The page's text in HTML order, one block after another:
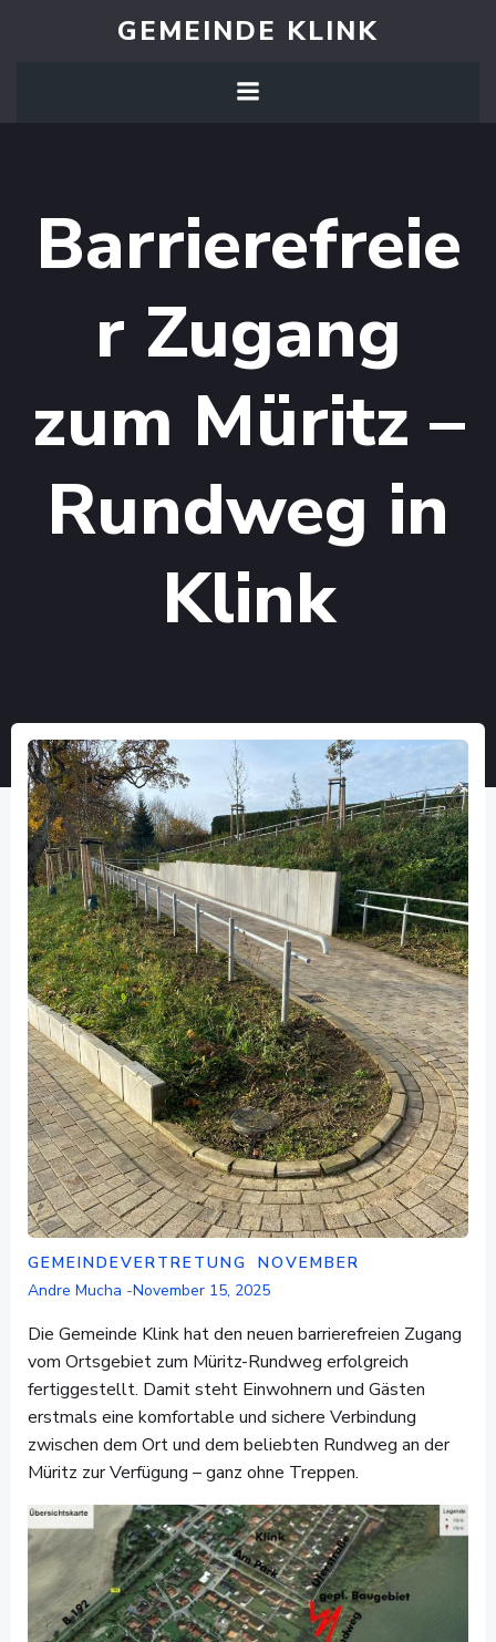
Inhalt
GEMEINDE KLINK
Barrierefreie
r Zugang
zum Müritz –
Rundweg in
Klink
GEMEINDEVERTRETUNG
NOVEMBER
Andre Mucha -November 15, 2025
Die Gemeinde Klink hat den neuen barrierefreien Zugang
vom Ortsgebiet zum Müritz-Rundweg erfolgreich
fertiggestellt. Damit steht Einwohnern und Gästen
erstmals eine komfortable und sichere Verbindung
zwischen dem Ort und dem beliebten Rundweg an der
Müritz zur Verfügung – ganz ohne Treppen.